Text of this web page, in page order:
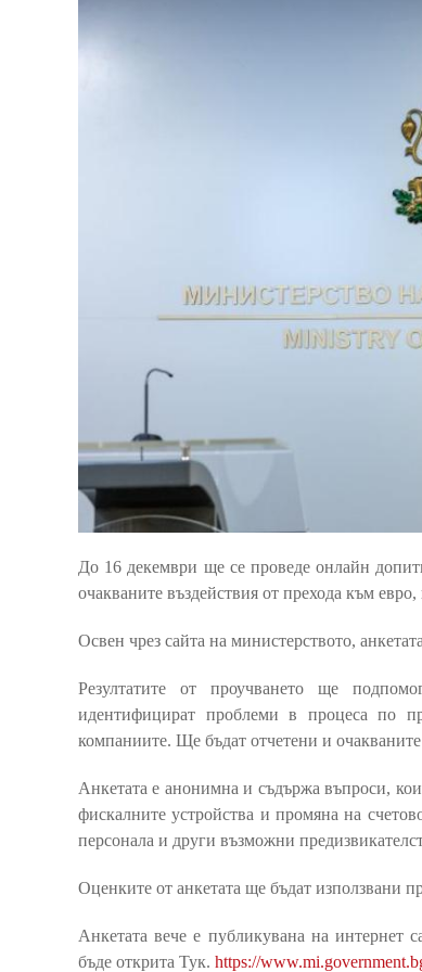
До 16 декември ще се проведе онлайн
очакваните въздействия от прехода към
Освен чрез сайта на министерството,
Резултатите от проучването ще
идентифицират проблеми в процеса по
компаниите. Ще бъдат отчетени и
Анкетата е анонимна и съдържа въпроси,
фискалните устройства и промяна на
персонала и други възможни
Оценките от анкетата ще бъдат използвани
Анкетата вече е публикувана на интернет
бъде открита Тук. https://